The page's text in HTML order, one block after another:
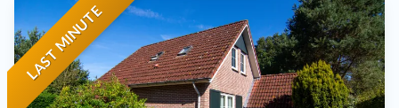
LAST MINUTE